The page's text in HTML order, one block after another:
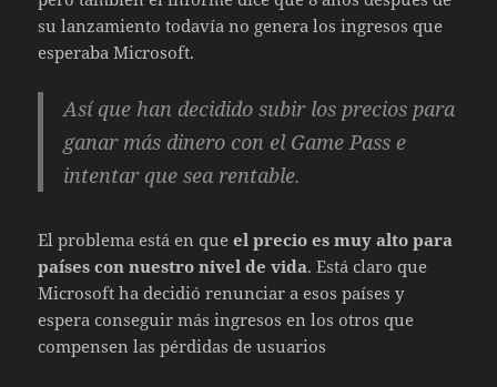
su lanzamiento todavía no genera los ingresos que
esperaba Microsoft.
Así que han decidido subir los precios para
ganar más dinero con el Game Pass e
intentar que sea rentable.
El problema está en que el precio es muy alto para
países con nuestro nivel de vida. Está claro que
Microsoft ha decidió renunciar a esos países y
espera conseguir más ingresos en los otros que
compensen las pérdidas de usuarios